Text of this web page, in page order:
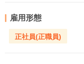
雇用形態
正社員(正職員)